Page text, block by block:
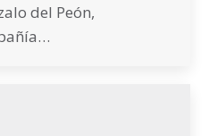
del Peón,